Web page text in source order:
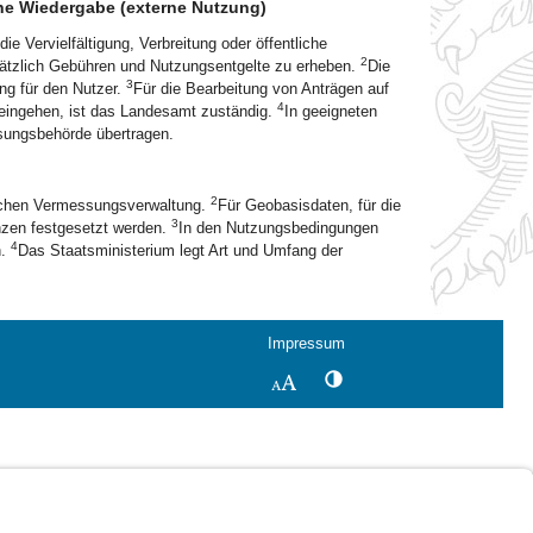
Wiedergabe (externe Nutzung)
Vervielfältigung, Verbreitung oder öffentliche
Gebühren und Nutzungsentgelte zu erheben. 2 Die
für den Nutzer. 3 Für die Bearbeitung von Anträgen auf
ist das Landesamt zuständig. 4In geeigneten
übertragen.
Vermessungsverwaltung. 2 Für Geobasisdaten, für die
festgesetzt werden. 3 In den Nutzungsbedingungen
4Das Staatsministerium legt Art und Umfang der
Impressum
SchriftgrößeKontrastwechsel